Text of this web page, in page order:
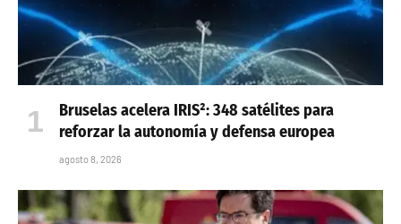
Bruselas acelera IRIS²: 348 satélites para
reforzar la autonomía y defensa europea
agosto 8, 2026